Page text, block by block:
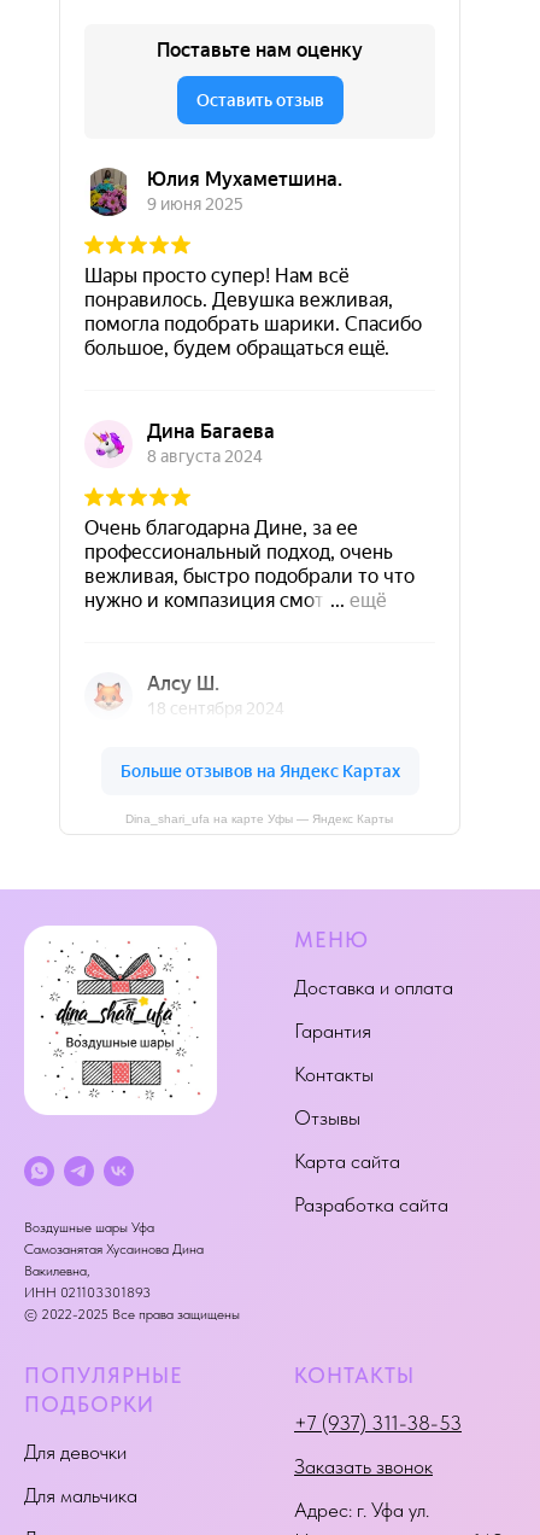
Dina_shari_ufa на карте Уфы — Яндекс Карты
Воздушные шары Уфа
Самозанятая Хусаинова Дина
Вакилевна,
ИНН 021103301893
© 2022-2025 Все права защищены
МЕНЮ
Доставка и оплата
Гарантия
Контакты
Отзывы
Карта сайта
Разработка сайта
ПОПУЛЯРНЫЕ
ПОДБОРКИ
Для девочки
Для мальчика
КОНТАКТЫ
+7 (937) 311-38-53
Заказать звонок
Адрес: г. Уфа ул.